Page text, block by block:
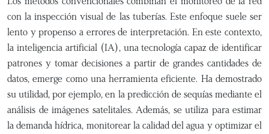
con la inspección visual de las tuberías. Este enfoque suele ser
lento y propenso a errores de interpretación. En este contexto,
la inteligencia artificial (IA), una tecnología capaz de identificar
patrones y tomar decisiones a partir de grandes cantidades de
datos, emerge como una herramienta eficiente. Ha demostrado
su utilidad, por ejemplo, en la predicción de sequías mediante el
análisis de imágenes satelitales. Además, se utiliza para estimar
la demanda hídrica, monitorear la calidad del agua y optimizar el